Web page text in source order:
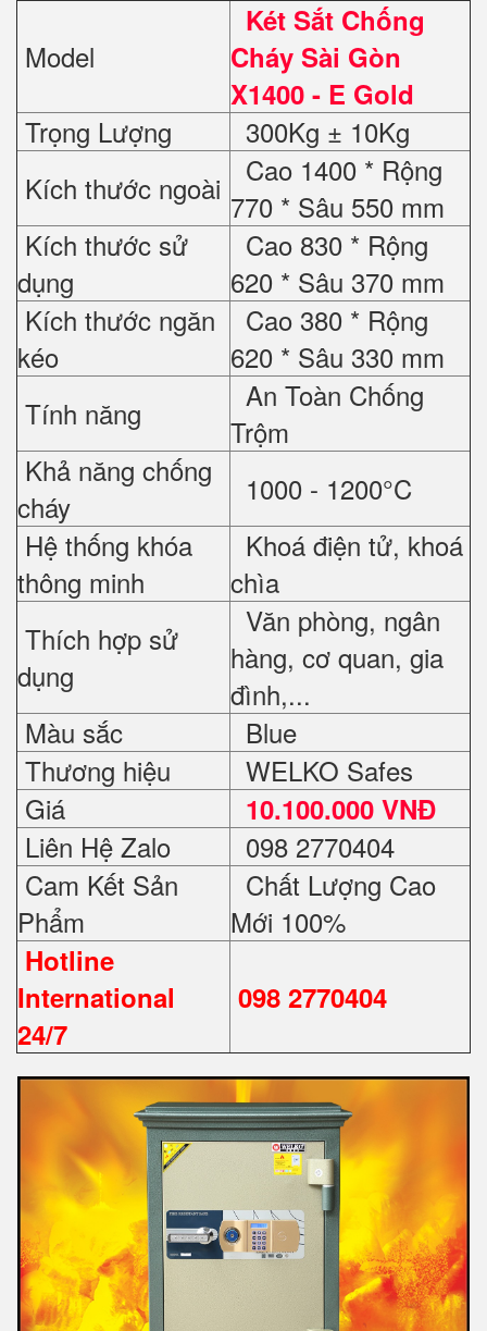
Model
Két Sắt Chống
Cháy Sài Gòn
X1400 - E Gold
Trọng Lượng
300Kg ± 10Kg
Kích thước ngoài
Cao 1400 * Rộng
770 * Sâu 550 mm
Kích thước sử
dụng
Cao 830 * Rộng
620 * Sâu 370 mm
Kích thước ngăn
kéo
Cao 380 * Rộng
620 * Sâu 330 mm
Tính năng
An Toàn Chống
Trộm
Khả năng chống
cháy
1000 - 1200°C
Hệ thống khóa
thông minh
Khoá điện tử, khoá
chìa
Thích hợp sử
dụng
Văn phòng, ngân
hàng, cơ quan, gia
đình,...
Màu sắc
Blue
Thương hiệu
WELKO Safes
Giá
10.100.000 VNĐ
Liên Hệ Zalo
098 2770404
Cam Kết Sản
Phẩm
Chất Lượng Cao
Mới 100%
Hotline
International
24/7
098 2770404